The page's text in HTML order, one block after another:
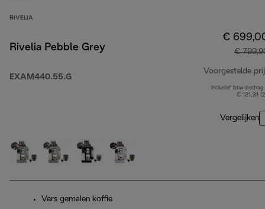
RIVELIA
Rivelia Pebble Grey
EXAM440.55.G
€
€
Voorgestelde
Inclusief btw-bedrag
€ 121,31
Vergelijken
Vers gemalen koffie